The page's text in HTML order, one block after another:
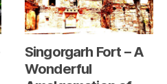
Singorgarh Fort – A
Wonderful